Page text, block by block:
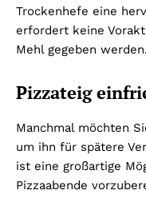
Trockenhefe eine
erfordert keine
Mehl gegeben werden.
Pizzateig
Manchmal möchten
um ihn für spätere
ist eine großartige
Pizzaabende